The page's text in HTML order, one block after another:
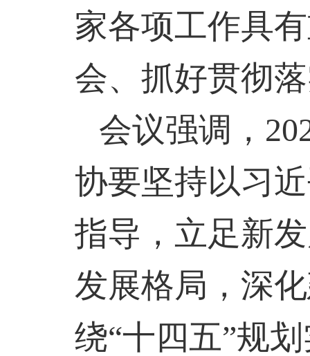
家各项工作具
会、抓好贯彻
会议强调，
协要坚持以习
指导，立足新
发展格局，深
绕“十四五”规